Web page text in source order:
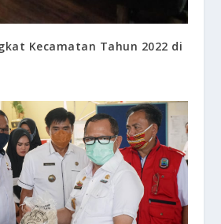
Kecamatan Tahun 2022 di